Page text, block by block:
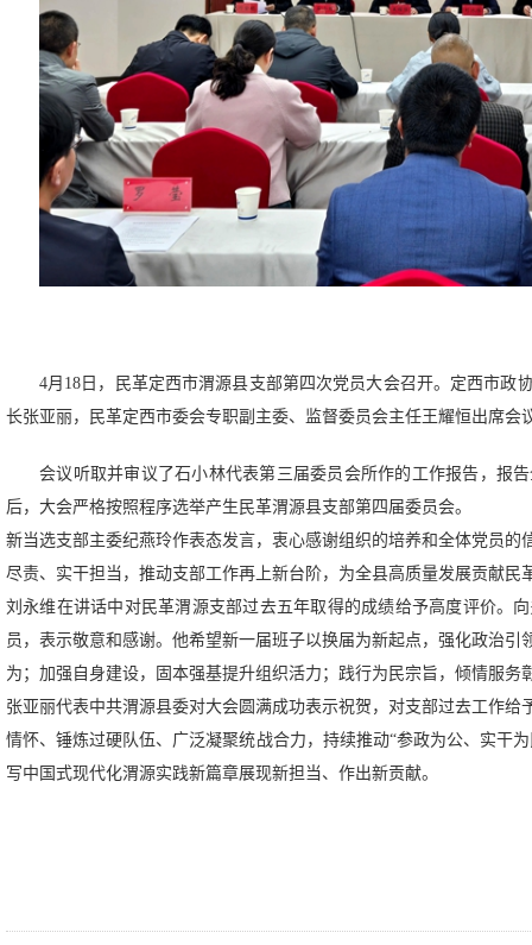
4月18日，民革定西市渭源县支部第四次党员大会召开。定西市
长张亚丽，民革定西市委会专职副主委、监督委员会主任王耀恒出席会
会议听取并审议了石小林代表第三届委员会所作的工作报告，报
后，大会严格按照程序选举产生民革渭源县支部第四届委员会。
新当选支部主委纪燕玲作表态发言，衷心感谢组织的培养和全体党员
尽责、实干担当，推动支部工作再上新台阶，为全县高质量发展贡献民
刘永维在讲话中对民革渭源支部过去五年取得的成绩给予高度评价。
员，表示敬意和感谢。他希望新一届班子以换届为新起点，强化政治
为；加强自身建设，固本强基提升组织活力；践行为民宗旨，倾情服
张亚丽代表中共渭源县委对大会圆满成功表示祝贺，对支部过去工作
情怀、锤炼过硬队伍、广泛凝聚统战合力，持续推动“参政为公、实干
写中国式现代化渭源实践新篇章展现新担当、作出新贡献。